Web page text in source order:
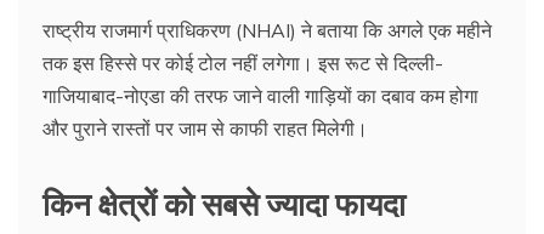
राष्ट्रीय राजमार्ग प्राधिकरण (NHAI) ने बताया कि अगले एक महीने
तक इस हिस्से पर कोई टोल नहीं लगेगा। इस रूट से दिल्ली-
गाजियाबाद-नोएडा की तरफ जाने वाली गाड़ियों का दबाव कम होगा
और पुराने रास्तों पर जाम से काफी राहत मिलेगी।
किन क्षेत्रों को सबसे ज्यादा फायदा